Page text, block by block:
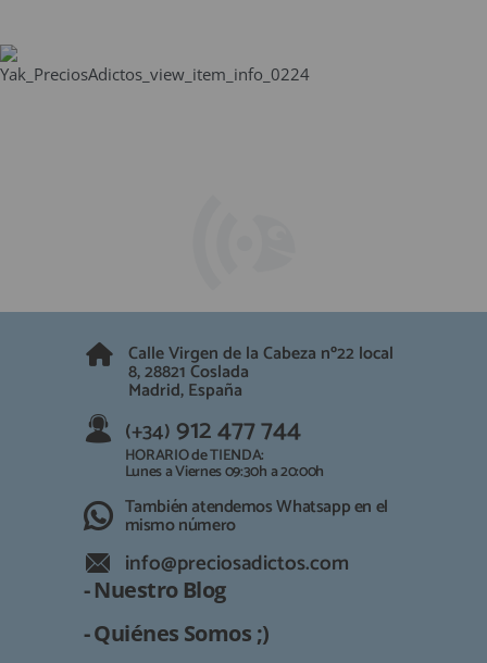
Calle Virgen de la Cabeza nº22 local
8, 28821 Coslada
Madrid, España
(+34) 912 477 744
HORARIO de TIENDA:
Lunes a Viernes 09:30h a 20:00h
También atendemos Whatsapp en el
mismo número
info@preciosadictos.com
- Nuestro Blog
- Quiénes Somos ;)